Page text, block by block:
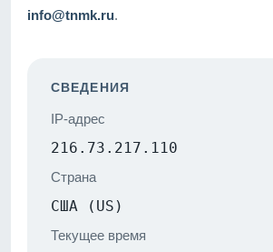
info@tnmk.ru.
СВЕДЕНИЯ
IP-адрес
216.73.217.110
Страна
США (US)
Текущее время